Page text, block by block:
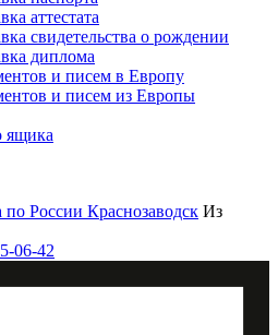
аттестата
свидетельства о рождении
диплома
и писем в Европу
и писем из Европы
ящика
по России Краснозаводск Из
06-42